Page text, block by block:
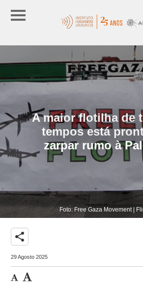
A maior flotilha de
tempos está
zarpar rumo à
Foto: Free Gaza Movement |
share
29 Agosto 2025